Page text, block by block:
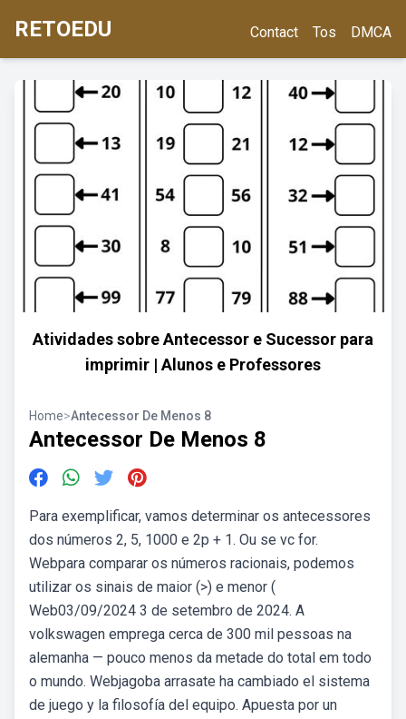
RETOEDU Contact Tos DMCA
Atividades sobre Antecessor e Sucessor para
imprimir | Alunos e Professores
Home>Antecessor De Menos 8
Antecessor De Menos 8
Para exemplificar, vamos determinar os antecessores
dos números 2, 5, 1000 e 2p + 1. Ou se vc for.
Webpara comparar os números racionais, podemos
utilizar os sinais de maior (>) e menor (
Web03/09/2024 3 de setembro de 2024. A
volkswagen emprega cerca de 300 mil pessoas na
alemanha — pouco menos da metade do total em todo
o mundo. Webjagoba arrasate ha cambiado el sistema
de juego y la filosofía del equipo. Apuesta por un